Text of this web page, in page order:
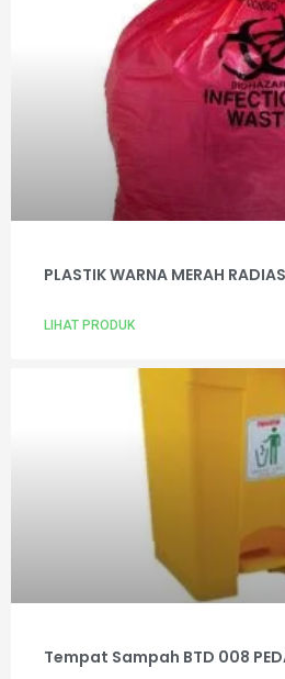
PLASTIK WARNA MERAH
LIHAT PRODUK
Tempat Sampah BTD 008